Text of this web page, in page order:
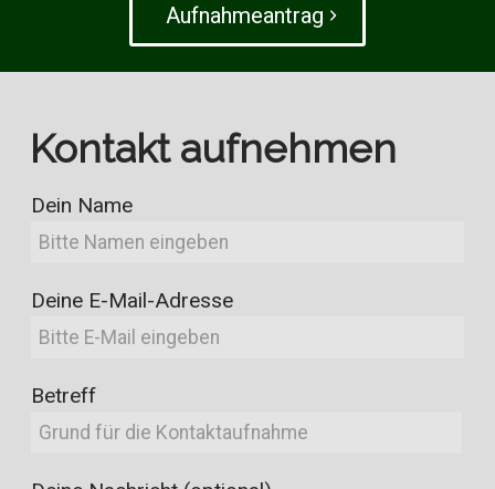
Aufnahme­antrag
Kontakt aufnehmen
Dein Name
Deine E-Mail-Adresse
Betreff